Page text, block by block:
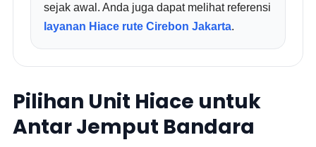
sejak awal. Anda juga dapat melihat referensi
layanan Hiace rute Cirebon Jakarta.
Pilihan Unit Hiace untuk
Antar Jemput Bandara